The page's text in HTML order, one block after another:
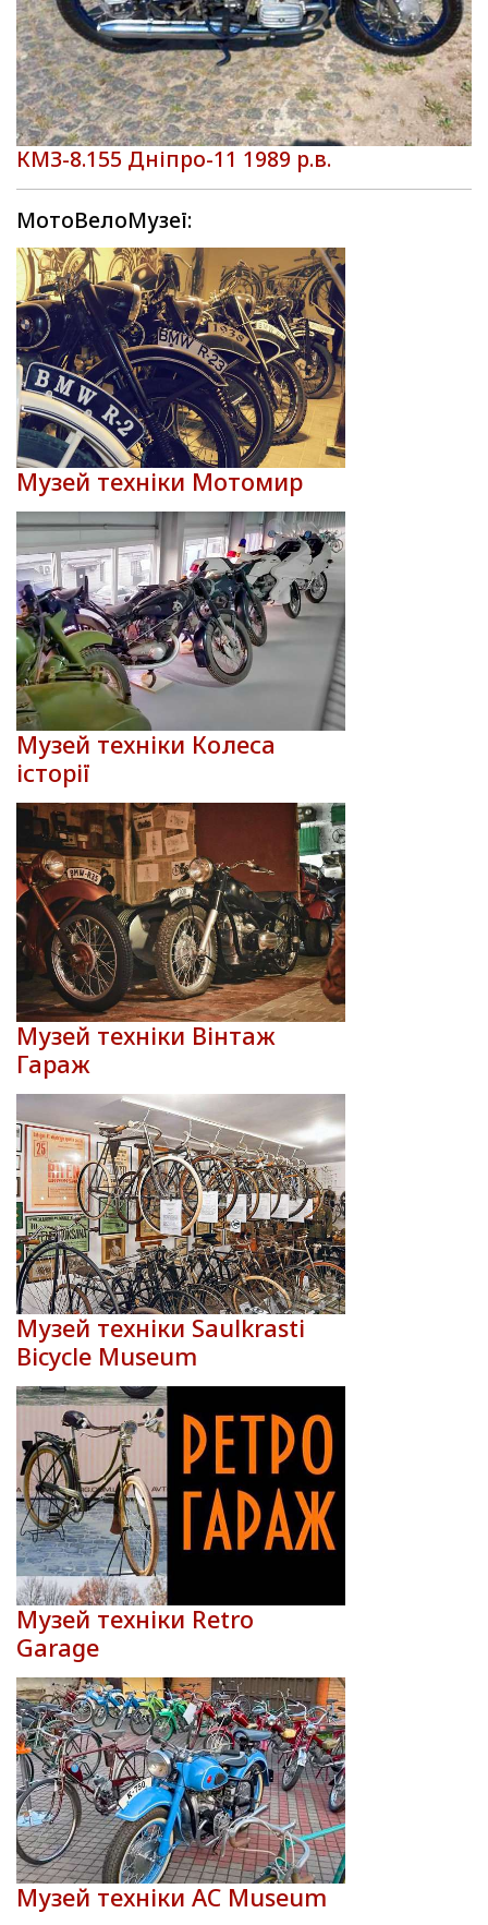
КМЗ-8.155 Дніпро-11 1989 р.в.
МотоВелоМузеї:
Музей техніки Мотомир
Музей техніки Колеса
історії
Музей техніки Вінтаж
Гараж
Музей техніки Saulkrasti
Bicycle Museum
Музей техніки Retro
Garage
Музей техніки AC Museum